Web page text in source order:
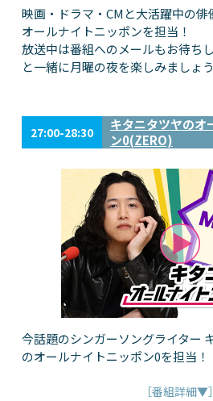
映画・ドラマ・CMと大活躍中の
オールナイトニッポンを担当！
放送中は番組へのメールもお待
と一緒に月曜の夜を楽しみましょ
27:00-28:30
キタニタツヤのオ
ン0(ZERO)
今話題のシンガーソングライター
のオールナイトニッポン0を担当！
［番組詳細▼］